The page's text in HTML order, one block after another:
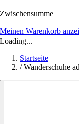
Zwischensumme
Meinen Warenkorb
Loading...
Startseite
/ Wanderschuhe